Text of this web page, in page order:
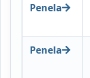
Penela
Penela